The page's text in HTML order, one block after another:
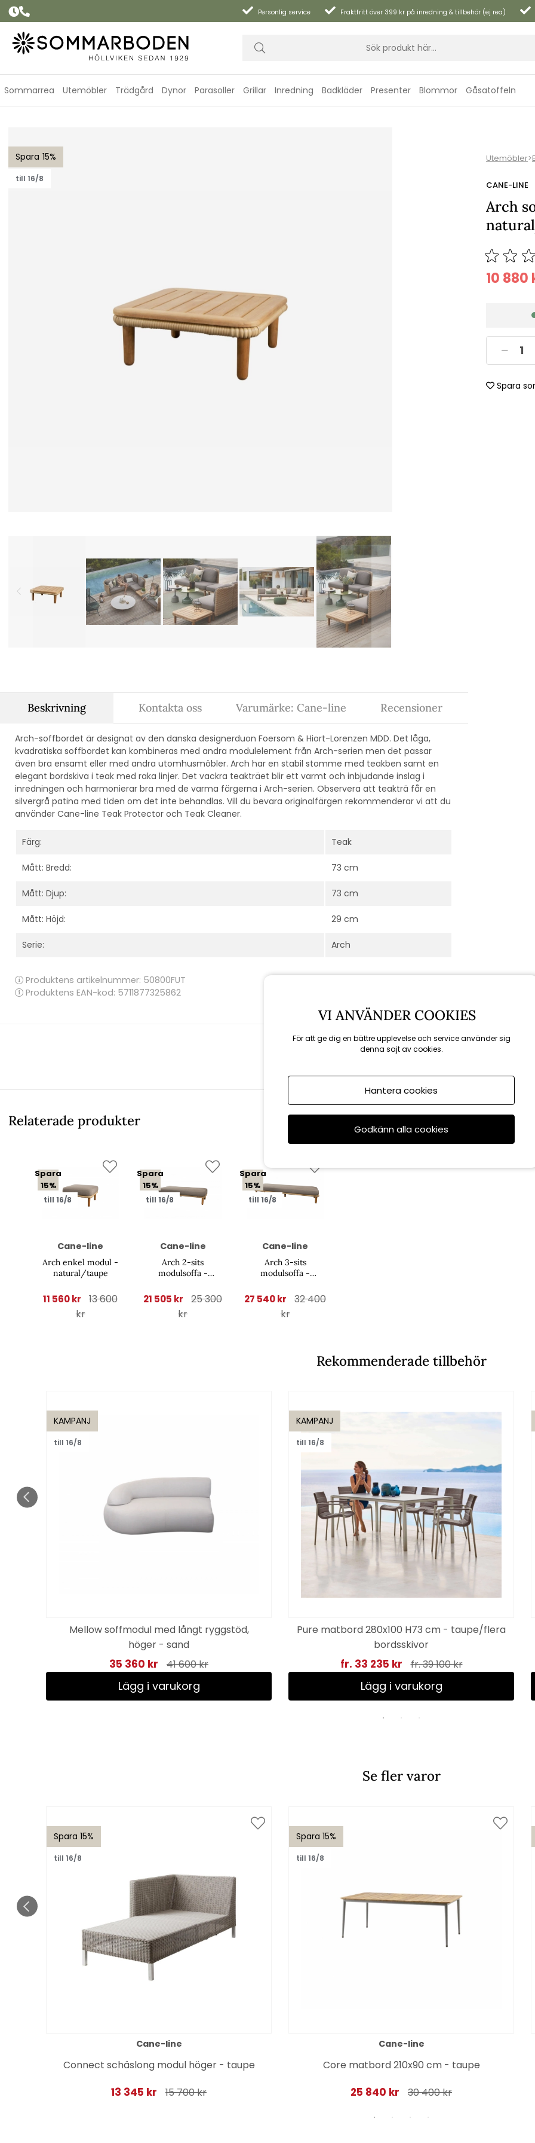
Personlig service Fraktfritt över 399 kr på inredning & tillbehör (ej rea)
Sommarrea Utemöbler Trädgård Dynor Parasoller Grillar Inredning Badkläder Presenter Blommor Gåsatoffeln
15
till 16/8
Utemöbler>
CANE-LINE
Arch
10 880
Spara
Beskrivning
Arch-soffbordet är designat av den danska designerduon Foersom & Hiort-Lorenzen MDD. Det låga,
kvadratiska soffbordet kan kombineras med andra modulelement från Arch-serien men det passar
även bra ensamt eller med andra utomhusmöbler. Arch har en stabil stomme med teakben samt en
elegant bordskiva i teak med raka linjer. Det vackra teakträet blir ett varmt och inbjudande inslag i
inredningen och harmonierar bra med de varma färgerna i Arch-serien. Observera att teakträ får en
silvergrå patina med tiden om det inte behandlas. Vill du bevara originalfärgen rekommenderar vi att du
använder Cane-line Teak Protector och Teak Cleaner.
Färg: Teak
Mått: Bredd: 73 cm
Mått: Djup: 73 cm
Mått: Höjd: 29 cm
Serie: Arch
Produktens artikelnummer: 50800FUT
Produktens EAN-kod: 5711877325862
Kontakta oss Varumärke: Cane-line Recensioner
Relaterade produkter
Spara
15%
till 16/8
Cane-line
Arch enkel modul -
natural/taupe
11 560 kr
13 600
kr
Spara
15%
till 16/8
Cane-line
Arch 2-sits
modulsoffa -
21 505 kr
25 300
kr
Spara
15%
till 16/8
Cane-line
Arch 3-sits
modulsoffa -
27 540 kr
32 400
kr
Rekommenderade tillbehör
KAMPANJ
till 16/8
Mellow soffmodul med långt ryggstöd,
höger - sand
35 360 kr 41 600 kr
Lägg i varukorg
KAMPANJ
till 16/8
Pure matbord 280x100 H73 cm - taupe/flera
bordsskivor
fr. 33 235 kr fr. 39 100 kr
Lägg i varukorg
Se fler varor
Spara 15%
till 16/8
Cane-line
Connect schäslong modul höger - taupe
13 345 kr 15 700 kr
Spara 15%
till 16/8
Cane-line
Core matbord 210x90 cm - taupe
25 840 kr 30 400 kr
VI ANVÄNDER COOKIES
För att ge dig en bättre upplevelse och service använder sig
denna sajt av cookies.
Hantera cookies
Godkänn alla cookies